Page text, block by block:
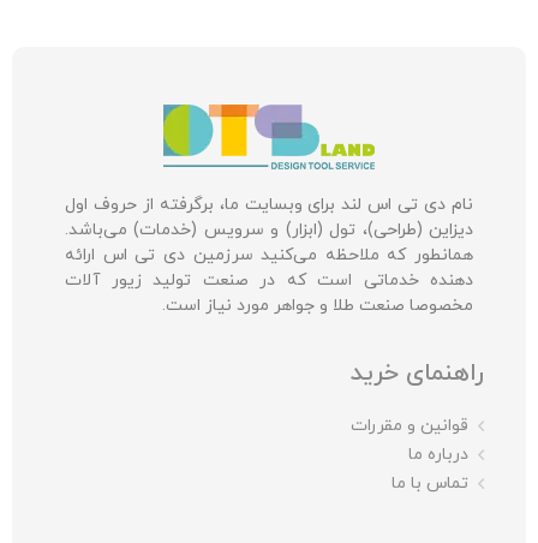
نام دی تی اس لند برای وبسایت ما، برگرفته از حروف اول
دیزاین (طراحی)، تول (ابزار) و سرویس (خدمات) می‌باشد.
همانطور که ملاحظه می‌کنید سرزمین دی تی اس ارائه
دهنده خدماتی است که در صنعت تولید زیور آلات
مخصوصا صنعت طلا و جواهر مورد نیاز است.
راهنمای خرید
قوانین و مقررات
درباره ما
تماس با ما